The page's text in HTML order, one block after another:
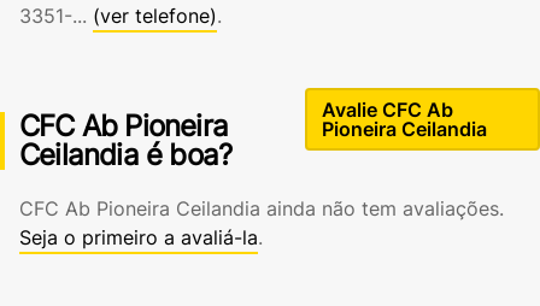
3351-... (ver telefone).
CFC Ab Pioneira
Ceilandia é boa?
Avalie CFC Ab
Pioneira Ceilandia
CFC Ab Pioneira Ceilandia ainda não tem avaliações.
Seja o primeiro a avaliá-la.